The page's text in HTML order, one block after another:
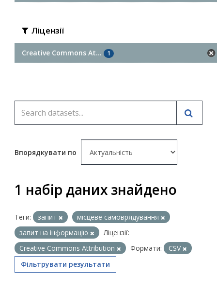
Ліцензії
Creative Commons At... 1
Впорядкувати по
1 набір даних знайдено
Теги: запит
місцеве самоврядування
запит на інформацію
Ліцензії:
Creative Commons Attribution
Формати:
CSV
Фільтрувати результати